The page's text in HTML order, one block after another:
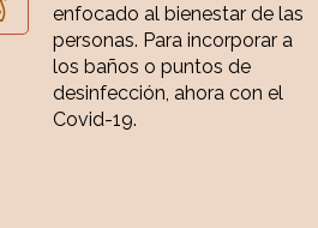
enfocado al bienestar de las
personas. Para incorporar a
los baños o puntos de
desinfección, ahora con el
Covid-19.